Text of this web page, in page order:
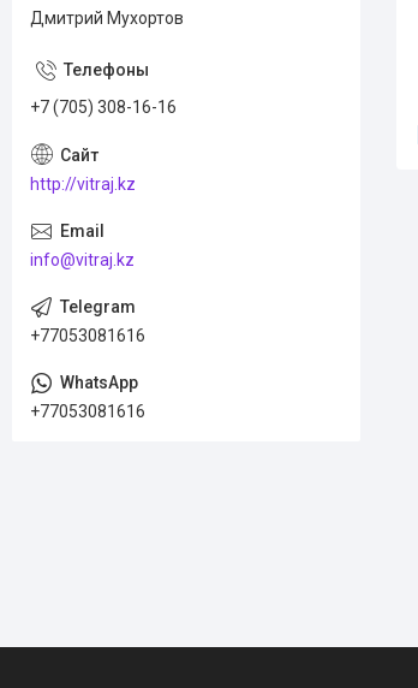
Дмитрий Мухортов
+7 (705) 308-16-16
http://vitraj.kz
info@vitraj.kz
+77053081616
+77053081616